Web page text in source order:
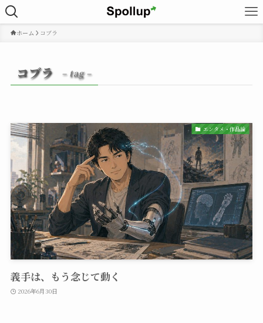
ホーム コブラ
コブラ – tag –
エンタメ・作品論
義手は、もう念じて動く
2026年6月30日